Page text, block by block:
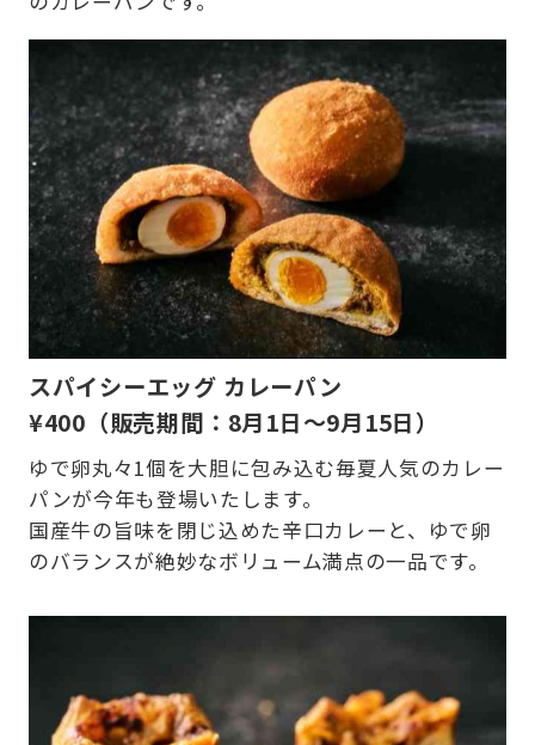
スパイシーエッグ カレーパン
¥400 （販売期間：8月1日～9月15日）
ゆで卵丸々1個を大胆に包み込む毎夏人気のカレー
パンが今年も登場いたします。
国産牛の旨味を閉じ込めた辛口カレーと、ゆで卵
のバランスが絶妙なボリューム満点の一品です。